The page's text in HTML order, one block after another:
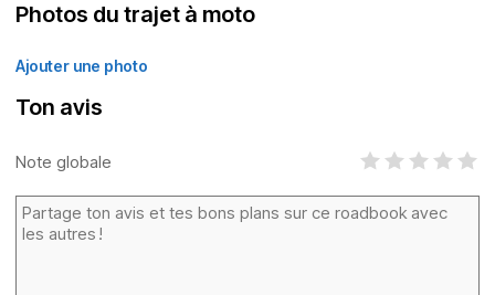
Photos du trajet à moto
Ajouter une photo
Ton avis
Note globale